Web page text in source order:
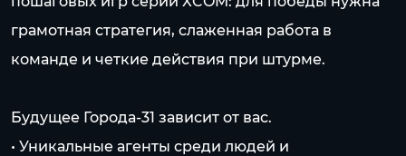
грамотная стратегия, слаженная работа в
команде и четкие действия при штурме.
Будущее Города-31 зависит от вас.
• Уникальные агенты среди людей и